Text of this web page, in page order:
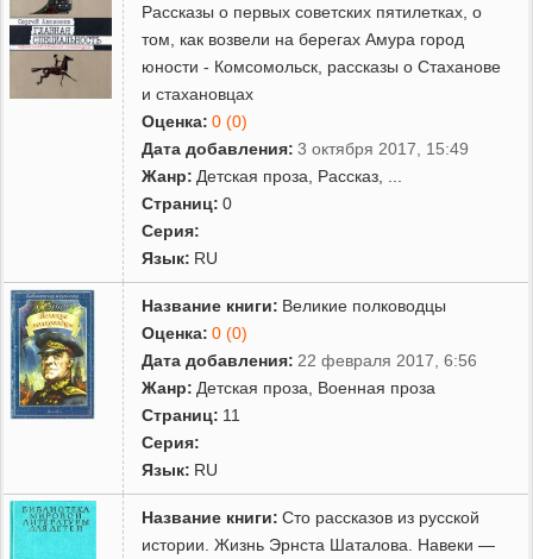
Рассказы о первых советских пятилетках, о
том, как возвели на берегах Амура город
юности - Комсомольск, рассказы о Стаханове
и стахановцах
Оценка: 0 (0)
Дата добавления: 3 октября 2017, 15:49
Жанр: Детская проза Рассказ
Страниц: 0
Серия:
Язык: RU
Название книги: Великие полководцы
Оценка: 0 (0)
Дата добавления: 22 февраля 2017, 6:56
Жанр: Детская проза
Военная проза
Страниц: 11
Серия:
Язык: RU
Название книги: Сто рассказов из русской
истории. Жизнь Эрнста Шаталова. Навеки —